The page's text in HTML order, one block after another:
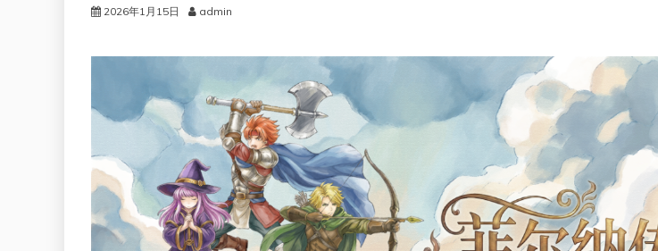
2026年1月15日 admin